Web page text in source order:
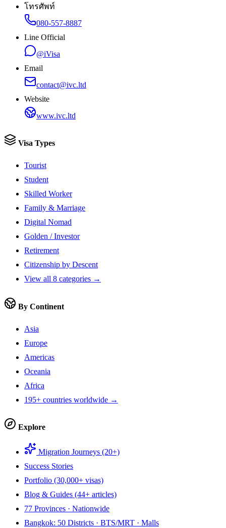
โทรศัพท์
080-557-8887
Line Official
@iVisa
Email
contact@ivc.ltd
Website
www.ivc.ltd
Visa Types
Tourist
Student
Skilled Worker
Family & Marriage
Digital Nomad
Golden / Investor
Retirement
Citizenship by Descent
View all 8 categories →
By Continent
Asia
Europe
Americas
Oceania
Africa
195+ countries worldwide →
Explore
Migration Journeys (20+)
Success Stories
Portfolio (30,000+ visas)
Blog & Guides (44+ articles)
77 Provinces · Nationwide
Bangkok: 50 Districts · BTS/MRT · Malls